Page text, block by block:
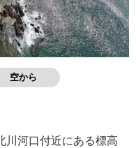
空から
川河口付近にある標高